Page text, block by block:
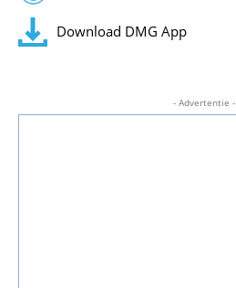
Download DMG App
- Advertentie -